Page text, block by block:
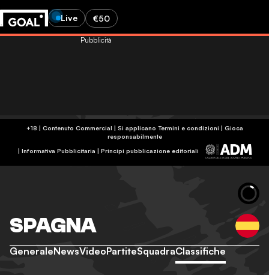
Live €50
+18 | Contenuto Commercial | Si applicano Termini e condizioni | Gioca
responsabilmente
| Informativa Pubblicitaria | Principi pubblicazione editoriali
Pubblicità
SPAGNA
GeneraleNewsVideoPartiteSquadraClassifiche